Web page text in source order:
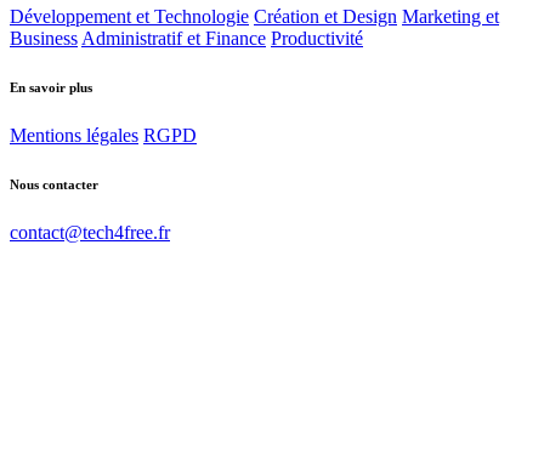
Développement et Technologie Création et Design Marketing et
Business Administratif et Finance Productivité
En savoir plus
Mentions légales RGPD
Nous contacter
contact@tech4free.fr